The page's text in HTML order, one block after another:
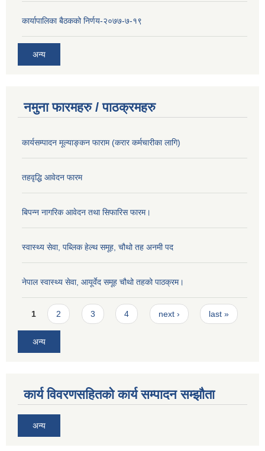
कार्यापालिका बैठकको निर्णय-२०७७-७-१९
अन्य
नमुना फारमहरु / पाठक्रमहरु
कार्यसम्पादन मूल्याङ्कन फाराम (करार कर्मचारीका लागि)
तहवृद्धि आवेदन फारम
बिपन्‍न नागरिक आवेदन तथा सिफारिस फारम।
स्वास्थ्य सेवा, पब्लिक हेल्‍थ समूह, चौथो तह अनमी पद
नेपाल स्वास्थ्य सेवा, आयूर्वेद समूह चौथो तहको पाठक्रम।
Pages
1 2 3 4 next › last »
अन्य
कार्य विवरणसहितको कार्य सम्पादन सम्झौता
अन्य